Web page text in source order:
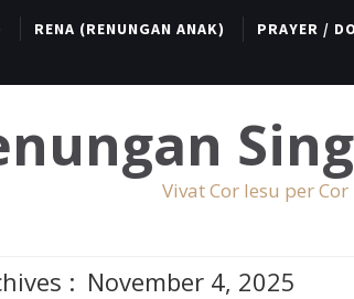
RENA (RENUNGAN ANAK) PRAYER /
Vivat Cor Iesu per
: November 4, 2025